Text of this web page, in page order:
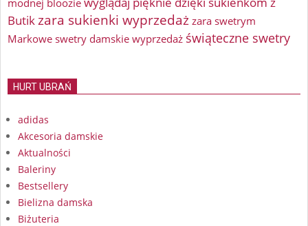
Butikzara sukienki wyprzedażzara swetrym
Markowe swetry damskie wyprzedaż świąteczne swetry
HURT UBRAŃ
adidas
Akcesoria damskie
Aktualności
Baleriny
Bestsellery
Bielizna damska
Biżuteria